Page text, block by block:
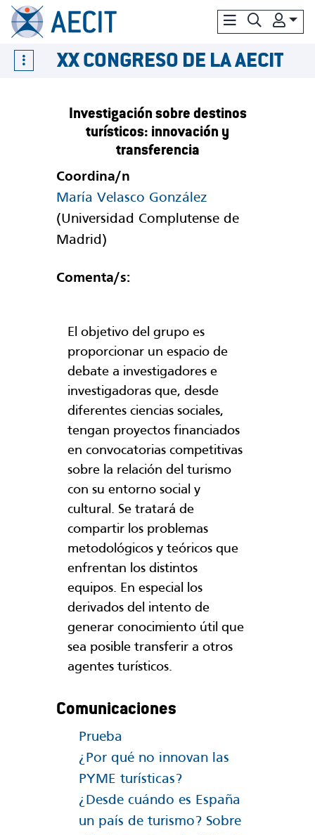
XX CONGRESO DE LA AECIT
Investigación sobre destinos
turísticos: innovación y
transferencia
Coordina/n
María Velasco González
(Universidad Complutense de
Madrid)
Comenta/s:
El objetivo del grupo es
proporcionar un espacio de
debate a investigadores e
investigadoras que, desde
diferentes ciencias sociales,
tengan proyectos financiados
en convocatorias competitivas
sobre la relación del turismo
con su entorno social y
cultural. Se tratará de
compartir los problemas
metodológicos y teóricos que
enfrentan los distintos
equipos. En especial los
derivados del intento de
generar conocimiento útil que
sea posible transferir a otros
agentes turísticos.
Comunicaciones
Prueba
¿Por qué no innovan las
PYME turísticas?
¿Desde cuándo es España
un país de turismo? Sobre